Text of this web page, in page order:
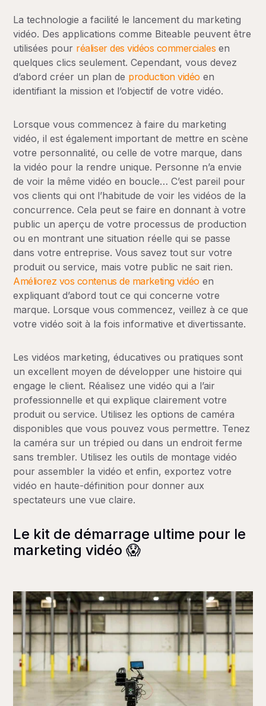
La technologie a facilité le lancement du marketing
vidéo. Des applications comme Biteable peuvent être
utilisées pour réaliser des vidéos commerciales en
quelques clics seulement. Cependant, vous devez
d’abord créer un plan de production vidéo en
identifiant la mission et l’objectif de votre vidéo.
Lorsque vous commencez à faire du marketing
vidéo, il est également important de mettre en scène
votre personnalité, ou celle de votre marque, dans
la vidéo pour la rendre unique. Personne n’a envie
de voir la même vidéo en boucle… C’est pareil pour
vos clients qui ont l’habitude de voir les vidéos de la
concurrence. Cela peut se faire en donnant à votre
public un aperçu de votre processus de production
ou en montrant une situation réelle qui se passe
dans votre entreprise. Vous savez tout sur votre
produit ou service, mais votre public ne sait rien.
Améliorez vos contenus de marketing vidéo en
expliquant d’abord tout ce qui concerne votre
marque. Lorsque vous commencez, veillez à ce que
votre vidéo soit à la fois informative et divertissante.
Les vidéos marketing, éducatives ou pratiques sont
un excellent moyen de développer une histoire qui
engage le client. Réalisez une vidéo qui a l’air
professionnelle et qui explique clairement votre
produit ou service. Utilisez les options de caméra
disponibles que vous pouvez vous permettre. Tenez
la caméra sur un trépied ou dans un endroit ferme
sans trembler. Utilisez les outils de montage vidéo
pour assembler la vidéo et enfin, exportez votre
vidéo en haute-définition pour donner aux
spectateurs une vue claire.
Le kit de démarrage ultime pour le
marketing vidéo 😱